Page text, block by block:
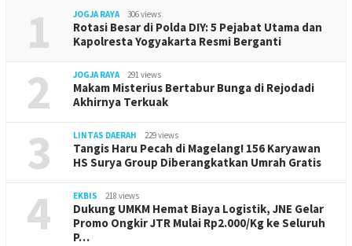
1 JOGJA RAYA 306 views
Rotasi Besar di Polda DIY: 5 Pejabat Utama dan
Kapolresta Yogyakarta Resmi Berganti
2 JOGJA RAYA 291 views
Makam Misterius Bertabur Bunga di Rejodadi
Akhirnya Terkuak
3 LINTAS DAERAH 229 views
Tangis Haru Pecah di Magelang! 156 Karyawan
HS Surya Group Diberangkatkan Umrah Gratis
4 EKBIS 218 views
Dukung UMKM Hemat Biaya Logistik, JNE Gelar
Promo Ongkir JTR Mulai Rp2.000/Kg ke Seluruh
P…